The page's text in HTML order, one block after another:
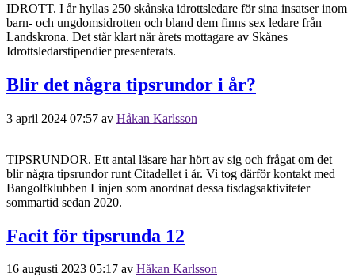
IDROTT. I år hyllas 250 skånska idrottsledare för sina insatser inom
barn- och ungdomsidrotten och bland dem finns sex ledare från
Landskrona. Det står klart när årets mottagare av Skånes
Idrottsledarstipendier presenterats.
Blir det några tipsrundor i år?
3 april 2024 07:57 av Håkan Karlsson
TIPSRUNDOR. Ett antal läsare har hört av sig och frågat om det
blir några tipsrundor runt Citadellet i år. Vi tog därför kontakt med
Bangolfklubben Linjen som anordnat dessa tisdagsaktiviteter
sommartid sedan 2020.
Facit för tipsrunda 12
16 augusti 2023 05:17 av Håkan Karlsson